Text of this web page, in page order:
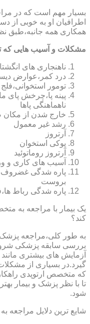
بسیار مهم است که در
اطرافیان او به خوبی از
همکاری همه جانبه،طبق
مشکلات و آسیب هایی
ناهنجاری های
درد کمر،عوارض
تومور
پینه پا،چرخش پای
ناهماهنگی پاها
خارج شدن از
رشد غیر معمول
آرتروز
پوکی استخوان
آرتروز روماتوئید
آسیب های کاری و
پاره شدگی
بروست
پاره شدگی رباط
یک بیمار با مراجعه به
کند؟
به طور کلی،مراجعه پزشک
بررسی سابقه پزشکی
آزمایش های بیشتری
گیرد.در بسیاری از
که متخصص ارتوپدی
تا با نظر پزشک و بیمار
شود.
شایع ترین دلایل مراجعه